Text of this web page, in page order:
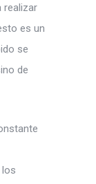
realizar
es un
se
de